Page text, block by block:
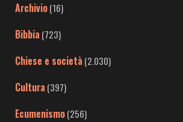
Archivio(16)
Bibbia (723)
Chiese e società (2.030)
Cultura (397)
Ecumenismo(256)